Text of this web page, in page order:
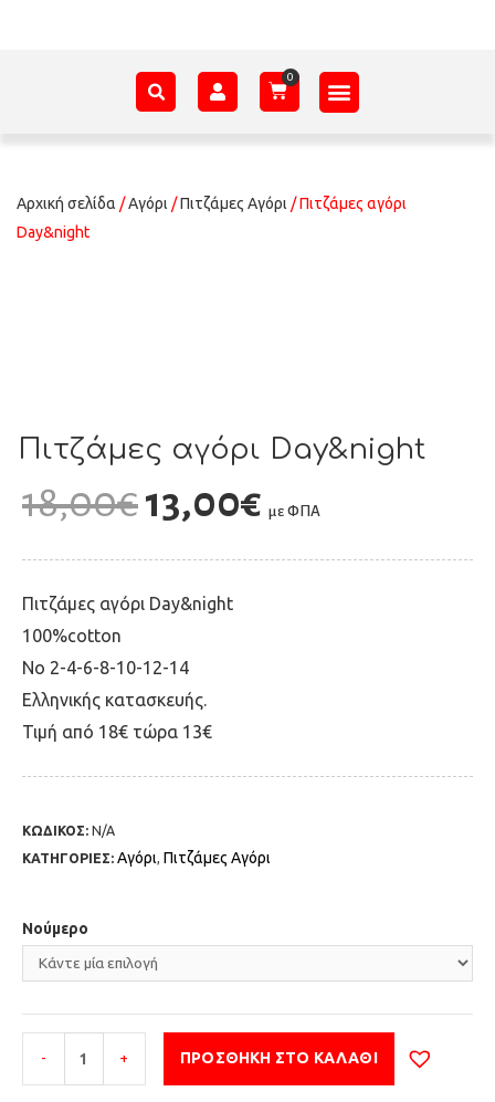
Αρχική σελίδα /Αγόρι /Πιτζάμες Αγόρι / Πιτζάμες αγόρι
Day&night
Πιτζάμες αγόρι Day&night
18,00€13,00€ με ΦΠΑ
Πιτζάμες αγόρι Day&night
100%cotton
No 2-4-6-8-10-12-14
Ελληνικής κατασκευής.
Τιμή από 18€ τώρα 13€
ΚΩΔΙΚΟΣ: N/A
ΚΑΤΗΓΟΡΙΕΣ: Αγόρι, Πιτζάμες Αγόρι
Νούμερο
- + ΠΡΟΣΘΉΚΗ ΣΤΟ ΚΑΛΆΘΙ